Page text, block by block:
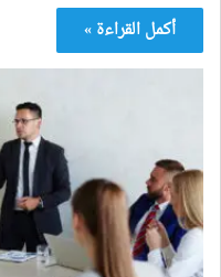
أكمل القراءة »